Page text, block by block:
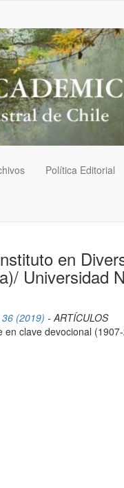
Política Editorial
en
Universidad
(2019) - ARTÍCULOS
en clave devocional